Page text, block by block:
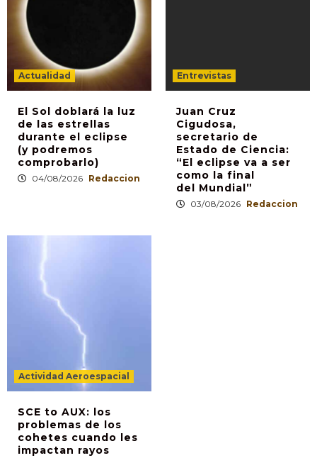
Actualidad
El Sol doblará la luz
de las estrellas
durante el eclipse
(y podremos
comprobarlo)
04/08/2026 Redaccion
Entrevistas
Juan Cruz
Cigudosa,
secretario de
Estado de Ciencia:
“El eclipse va a ser
como la final
del Mundial”
03/08/2026 Redaccion
Actividad Aeroespacial
SCE to AUX: los
problemas de los
cohetes cuando les
impactan rayos